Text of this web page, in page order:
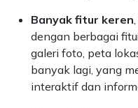
Banyak fitur keren
dengan berbagai
galeri foto, peta
banyak lagi, yang
interaktif dan